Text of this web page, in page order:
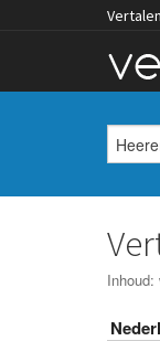
Inhoud: